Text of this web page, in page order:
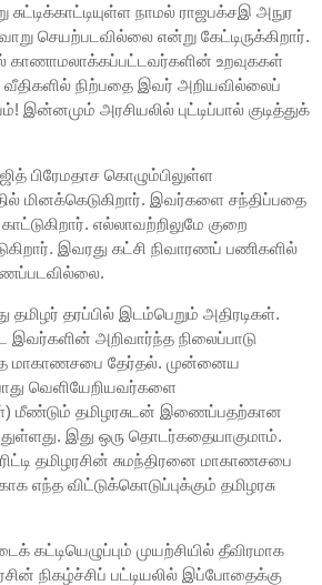
சுட்டிக்காட்டியுள்ள நாமல் ராஜபக்சஇ அநுர
செயற்படவில்லை என்று கேட்டிருக்கிறார்.
காணாமலாக்கப்பட்டவர்களின் உறவுககள்
நிற்பதை இவர் அறியவில்லைப்
இன்னமும் அரசியலில் புட்டிப்பால் குடித்துக்
பிரேமதாச கொழும்பிலுள்ள
மினக்கெடுகிறார். இவர்களை சந்திப்பதை
எல்லாவற்றிலுமே குறை
இவரது கட்சி நிவாரணப் பணிகளில்
தமிழர் தரப்பில் இடம்பெறும் அதிரடிகள்.
அறிவார்ந்த நிலைப்பாடு
மாகாணசபை தேர்தல். முன்னைய
வெளியேறியவர்களை
மீண்டும் தமிழரசுடன் இணைப்பதற்கான
இது ஒரு தொடர்கதையாகுமாம்.
தமிழரசின் சுமந்திரனை மாகாணசபை
எந்த விட்டுக்கொடுப்புக்கும் தமிழரசு
கட்டியெழுப்பும் முயற்சியில் தீவிரமாக
நிகழ்ச்சிப் பட்டியலில் இப்போதைக்கு